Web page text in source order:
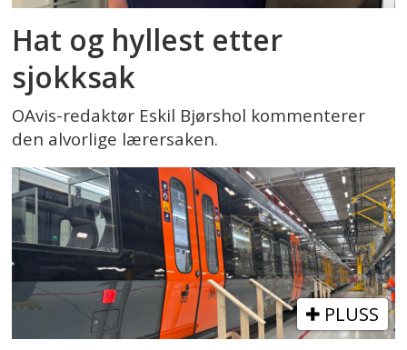
Hat og hyllest etter
sjokksak
OAvis-redaktør Eskil Bjørshol kommenterer
den alvorlige lærersaken.
PLUSS